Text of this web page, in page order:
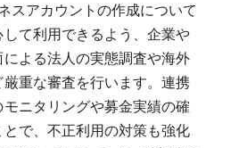
スアカウントの作成について
て利用できるよう、企業や
よる法人の実態調査や海外
重な審査を行います。連携
ニタリングや募金実績の確
で、不正利用の対策も強化